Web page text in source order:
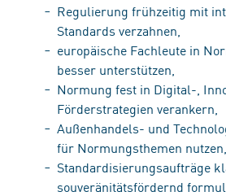
Regulierung frühzeitig mit
Standards verzahnen,
europäische Fachleute in
besser unterstützen,
Normung fest in Digital-,
Förderstrategien verankern,
Außenhandels- und
für Normungsthemen nutzen,
Standardisierungsaufträge
souveränitätsfördernd